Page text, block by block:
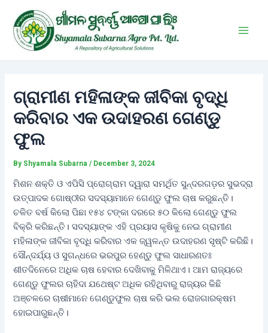
content
ଗ୍ରାମୀଣ ମହିଳାଙ୍କ ଜୀବିକା ବୃଦ୍ଧି
କରିବାର ଏକ ଉଦାହରଣ ଗେଣ୍ଡୁ
ଫୁଲ
By Shyamala Subarna/ December 3, 2024
ମିଶନ ଶକ୍ତି ଓ ଏପିସି ପ୍ରୋଗ୍ରାମ ଦ୍ୱାରା ସମର୍ଥିତ ସୁନ୍ଦରଗଡ଼ର ସୁଭଦ୍ରା
ଉତ୍ପାଦକ ଗୋଷ୍ଠୀର ସଦସ୍ୟାମାନେ ଗେଣ୍ଡୁ ଫୁଲ ଚାଷ କରୁଛନ୍ତି।
ଚଳିତ ବର୍ଷ କିଲୋ ପିଛା ୧୫୪ ଟଙ୍କା ଦରରେ ୫୦ କିଲୋ ଗେଣ୍ଡୁ ଫୁଲ
ବିକ୍ରି କରିଛନ୍ତି। ସଦସ୍ୟାଙ୍କ ଏହି ପ୍ରୟାସ କୃଷିକୁ ନେଇ ଗ୍ରାମୀଣ
ମହିଳାଙ୍କ ଜୀବିକା ବୃଦ୍ଧି କରିବାର ଏକ ଜ୍ୱଳନ୍ତ ଉଦାହରଣ ସୃଷ୍ଟି କରିଛି।
ସୌନ୍ଦର୍ଯ୍ୟ ଓ ସୁଗନ୍ଧରେ ଭରପୁର ହେଣ୍ଡୁ ଫୁଲ ସାଧାରଣତଃ
ଶୀତଦିନେରେ ଅଧିକ ଚାଷ ହେବାର ଦେଖିବାକୁ ମିଳିଥାଏ। ଆମ ରାଜ୍ୟରେ
ଗେଣ୍ଡୁ ଫୁଲର ଚାହିଦା ଯଥେଷ୍ଟ ଅଧିକ ରହିଥିବାରୁ ରାଜ୍ୟର କିଛି
ଅଞ୍ଚଳରେ ଚାଷୀମାନେ ଗେଣ୍ଡୁଫୁଲ ଚାଷ କରି ଭଲ ରୋଜଗାରକ୍ଷମ
ହୋଇପାରୁଛନ୍ତି।
navigation